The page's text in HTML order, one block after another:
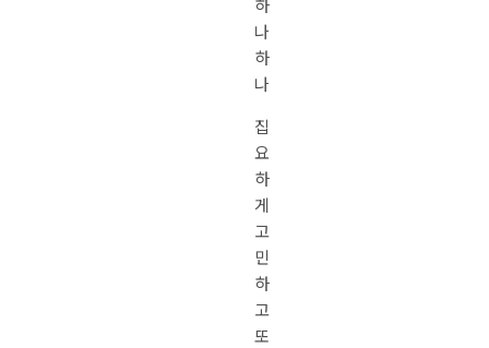
하
나
하
나
집
요
하
게
고
민
하
고
또